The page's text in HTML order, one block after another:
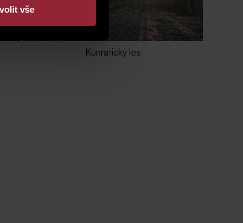
vše
Kunratický les